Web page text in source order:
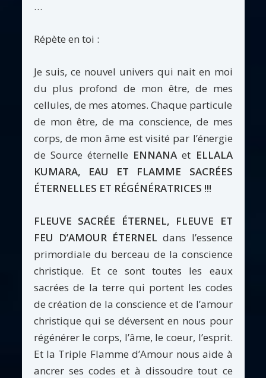
…
Répète en toi :
Je suis, ce nouvel univers qui nait en moi
du plus profond de mon être, de mes
cellules, de mes atomes. Chaque particule
de mon être, de ma conscience, de mes
corps, de mon âme est visité par l’énergie
de Source éternelle ENNANA et ELLALA
KUMARA, EAU ET FLAMME SACRÉES
ÉTERNELLES ET RÉGÉNÉRATRICES !!!
FLEUVE SACRÉE ÉTERNEL, FLEUVE ET
FEU D’AMOUR ÉTERNEL dans l’essence
primordiale du berceau de la conscience
christique. Et ce sont toutes les eaux
sacrées de la terre qui portent les codes
de création de la conscience et de l’amour
christique qui se déversent en nous pour
régénérer le corps, l’âme, le coeur, l’esprit.
Et la Triple Flamme d’Amour nous aide à
ancrer ses codes et à dissoudre tout ce